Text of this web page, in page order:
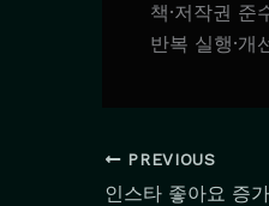
책·저작권
반복 실행·개
PREVIOUS
인스타 좋아요 증